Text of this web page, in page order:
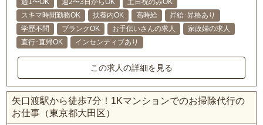
週1〜OK 週2〜3日からOK
土日祝のみOK
スキマ時間勤務OK
扶養内OK 高時給
昇給･昇格あり
学歴不問
ブランクOK お手伝いさんの求人
家政婦の求人
直行･直帰OK
インセンティブあり
この求人の詳細を見る
矢口渡駅から徒歩7分！1Kマンションでのお掃除代行の
お仕事（東京都大田区）